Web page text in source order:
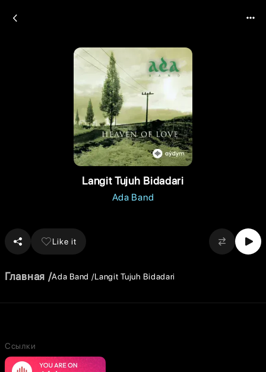
Langit Tujuh Bidadari
Ada Band
Like it
Главная Ada Band Langit Tujuh Bidadari
Ссылки